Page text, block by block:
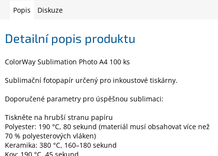
Dílna
spotřebiče
notebooky
Elektronika
Domácnost
Popis Diskuze
Detailní popis produktu
ColorWay Sublimation Photo A4 100 ks
Sublimační fotopapír určený pro inkoustové tiskárny.
Doporučené parametry pro úspěšnou sublimaci:
Tiskněte na hrubší stranu papíru
Polyester: 190 °C, 80 sekund (materiál musí obsahovat více než
70 % polyesterových vláken)
Keramika: 380 °C, 160–180 sekund